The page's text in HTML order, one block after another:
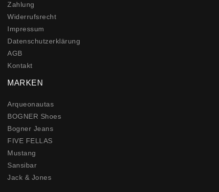
Zahlung
Widerrufs­recht
Impressum
Daten­schutz­erklärung
AGB
Kontakt
MARKEN
Arqueonautas
BOGNER Shoes
Bogner Jeans
FIVE FELLAS
Mustang
Sansibar
Jack & Jones